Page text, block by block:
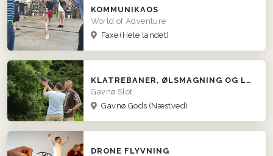
KOMMUNIKAOS
World of Adventure
Faxe(Hele landet)
KLATREBANER, ØLSMAGNING OG LERDUESKYDNING
Gavnø Slot
Gavnø Gods (Næstved)
DRONE FLYVNING